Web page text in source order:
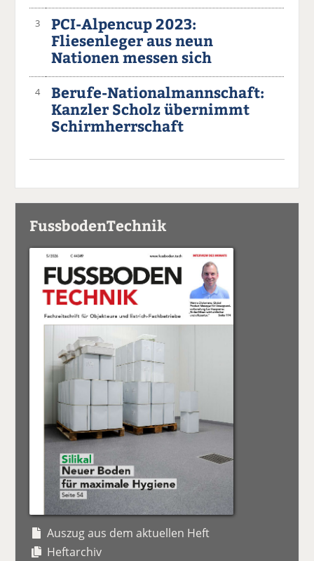
3
PCI-Alpencup 2023:
Fliesenleger aus neun
Nationen messen sich
4
Berufe-Nationalmannschaft:
Kanzler Scholz übernimmt
Schirmherrschaft
FussbodenTechnik
Auszug aus dem aktuellen Heft
Heftarchiv